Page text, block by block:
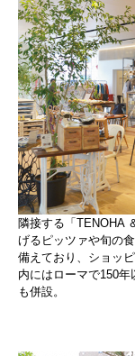
隣接する「TENOHA
げるピッツァや旬の
備えており、ショッ
内にはローマで150年
も併設。